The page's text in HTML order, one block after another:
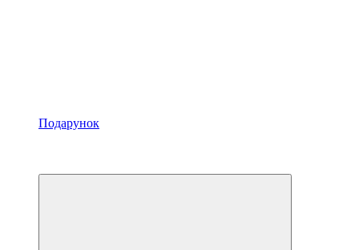
Подарунок